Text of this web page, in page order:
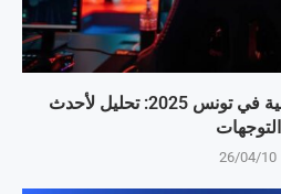
ألعاب الفيديو الأكثر شعبية في تونس 2025: تحليل لأحدث
التوجهات
26/04/10